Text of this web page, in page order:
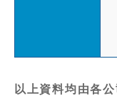
以上資料均由各